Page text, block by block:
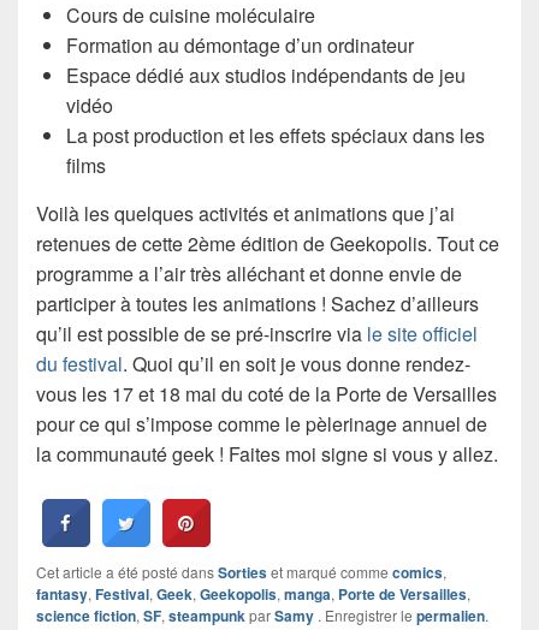
Cours de cuisine moléculaire
Formation au démontage d’un ordinateur
Espace dédié aux studios indépendants de jeu
vidéo
La post production et les effets spéciaux dans les
films
Voilà les quelques activités et animations que j’ai
retenues de cette 2ème édition de Geekopolis. Tout ce
programme a l’air très alléchant et donne envie de
participer à toutes les animations ! Sachez d’ailleurs
qu’il est possible de se pré-inscrire via le site officiel
du festival. Quoi qu’il en soit je vous donne rendez-
vous les 17 et 18 mai du coté de la Porte de Versailles
pour ce qui s’impose comme le pèlerinage annuel de
la communauté geek ! Faites moi signe si vous y allez.
Cet article a été posté dansSortieset marqué comme comics,
fantasy, Festival, Geek, Geekopolis, manga, Porte de Versailles,
science fiction, SF, steampunkparSamy . Enregistrer le permalien.